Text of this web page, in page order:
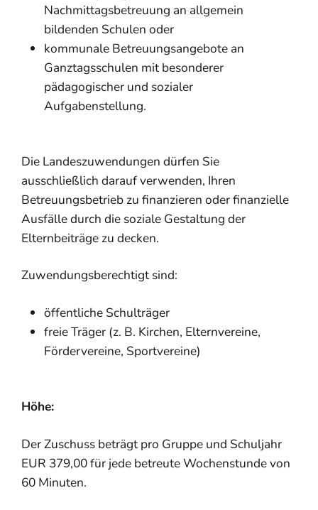
Nachmittagsbetreuung an allgemein
bildenden Schulen oder
kommunale Betreuungsangebote an
Ganztagsschulen mit besonderer
pädagogischer und sozialer
Aufgabenstellung.
Die Landeszuwendungen dürfen Sie
ausschließlich darauf verwenden, Ihren
Betreuungsbetrieb zu finanzieren oder finanzielle
Ausfälle durch die soziale Gestaltung der
Elternbeiträge zu decken.
Zuwendungsberechtigt sind:
öffentliche Schulträger
freie Träger (z. B. Kirchen, Elternvereine,
Fördervereine, Sportvereine)
Höhe:
Der Zuschuss beträgt pro Gruppe und Schuljahr
EUR 379,00 für jede betreute Wochenstunde von
60 Minuten.